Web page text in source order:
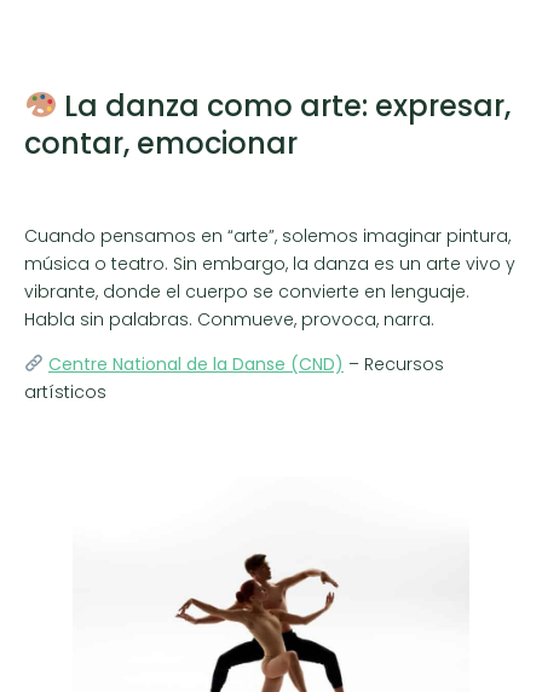
La danza como arte: expresar,
contar, emocionar
Cuando pensamos en “arte”, solemos imaginar pintura,
música o teatro. Sin embargo, la danza es un arte vivo y
vibrante, donde el cuerpo se convierte en lenguaje.
Habla sin palabras. Conmueve, provoca, narra.
Centre National de la Danse (CND) – Recursos
artísticos